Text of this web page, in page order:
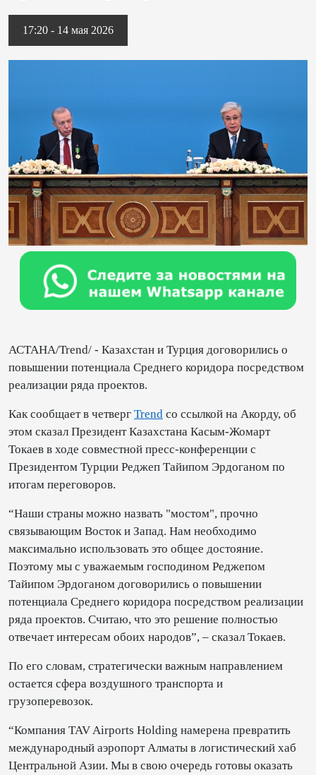
17:20 - 14 мая 2026
АСТАНА/Trend/ - Казахстан и Турция договорились о
повышении потенциала Среднего коридора посредством
реализации ряда проектов.
Как сообщает в четверг Trend со ссылкой на Акорду, об
этом сказал Президент Казахстана Касым-Жомарт
Токаев в ходе совместной пресс-конференции с
Президентом Турции Реджеп Тайипом Эрдоганом по
итогам переговоров.
“Наши страны можно назвать "мостом", прочно
связывающим Восток и Запад. Нам необходимо
максимально использовать это общее достояние.
Поэтому мы с уважаемым господином Реджепом
Тайипом Эрдоганом договорились о повышении
потенциала Среднего коридора посредством реализации
ряда проектов. Считаю, что это решение полностью
отвечает интересам обоих народов”, – сказал Токаев.
По его словам, стратегически важным направлением
остается сфера воздушного транспорта и
грузоперевозок.
“Компания TAV Airports Holding намерена превратить
международный аэропорт Алматы в логистический хаб
Центральной Азии. Мы в свою очередь готовы оказать